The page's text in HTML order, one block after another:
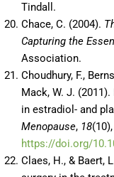
Tindall.
Chace, C. (2004).
Capturing the
Association.
Choudhury, F.,
Mack, W. J.
in estradiol- and
Menopause, 18
https://doi.org/
Claes, H., & Baert,